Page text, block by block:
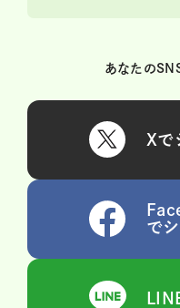
あなたの
Xで
で